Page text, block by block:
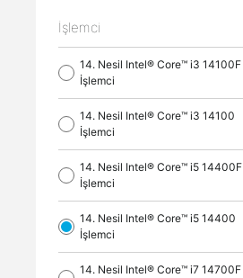
İşlemci
14. Nesil Intel® Core™ i3 14100F
İşlemci
14. Nesil Intel® Core™ i3 14100
İşlemci
14. Nesil Intel® Core™ i5 14400F
İşlemci
14. Nesil Intel® Core™ i5 14400
İşlemci
14. Nesil Intel® Core™ i7 14700F